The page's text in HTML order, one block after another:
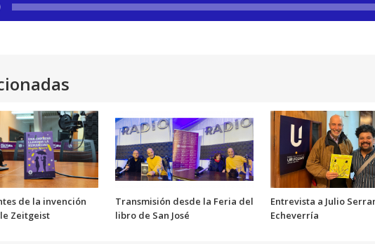
de la invención
Zeitgeist
Transmisión desde la Feria del
libro de San José
Entrevista a Julio
Echeverría